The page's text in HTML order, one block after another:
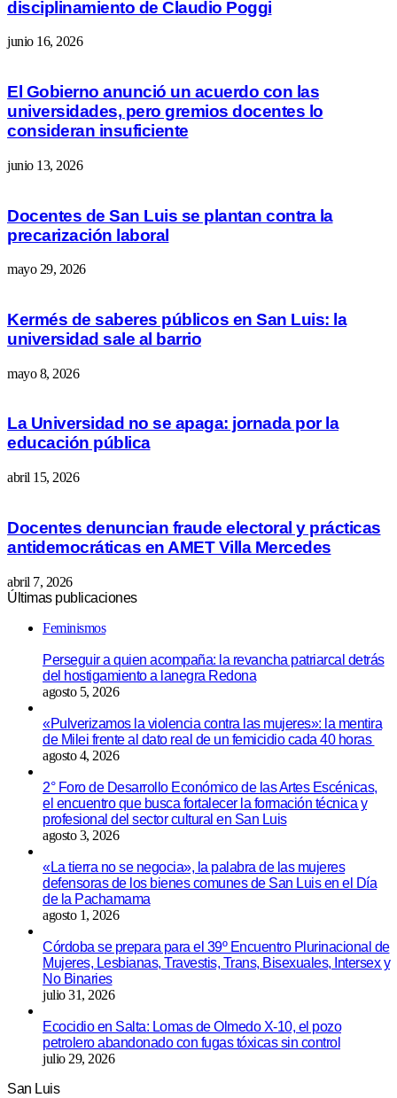
disciplinamiento de Claudio Poggi
junio 16, 2026
El Gobierno anunció un acuerdo con las
universidades, pero gremios docentes lo
consideran insuficiente
junio 13, 2026
Docentes de San Luis se plantan contra la
precarización laboral
mayo 29, 2026
Kermés de saberes públicos en San Luis: la
universidad sale al barrio
mayo 8, 2026
La Universidad no se apaga: jornada por la
educación pública
abril 15, 2026
Docentes denuncian fraude electoral y prácticas
antidemocráticas en AMET Villa Mercedes
abril 7, 2026
Últimas publicaciones
Feminismos
Perseguir a quien acompaña: la revancha patriarcal detrás
del hostigamiento a lanegra Redona
agosto 5, 2026
«Pulverizamos la violencia contra las mujeres»: la mentira
de Milei frente al dato real de un femicidio cada 40 horas
agosto 4, 2026
2° Foro de Desarrollo Económico de las Artes Escénicas,
el encuentro que busca fortalecer la formación técnica y
profesional del sector cultural en San Luis
agosto 3, 2026
«La tierra no se negocia», la palabra de las mujeres
defensoras de los bienes comunes de San Luis en el Día
de la Pachamama
agosto 1, 2026
Córdoba se prepara para el 39º Encuentro Plurinacional de
Mujeres, Lesbianas, Travestis, Trans, Bisexuales, Intersex y
No Binaries
julio 31, 2026
Ecocidio en Salta: Lomas de Olmedo X-10, el pozo
petrolero abandonado con fugas tóxicas sin control
julio 29, 2026
San Luis